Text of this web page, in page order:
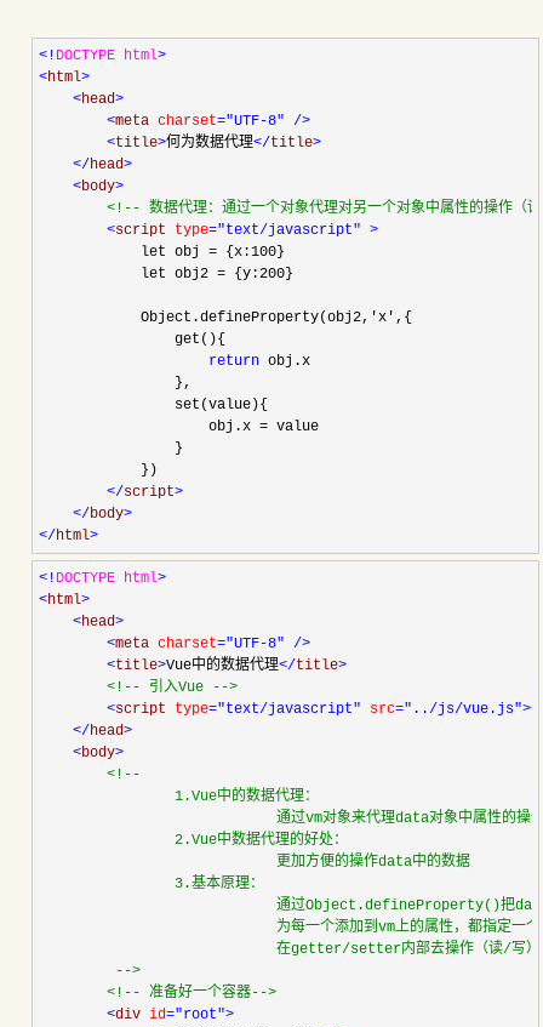
<! DOCTYPE html>
<html>
<head>
<meta charset="UTF-8" />
<title>何为数据代理</title>
</head>
<body>
<!-- 数据代理：通过一个对象代理对另一个对象中属性的操作（
<script type="text/javascript" >
            let obj
= {x:100 }
            let obj2
= {y:200 }
            Object.defineProperty(obj2,
'x ' ,{
                get(){
return obj.x
                },
                set(value){
                    obj.x
= value
                }
            })
</script>
</body>
</html>
<! DOCTYPE html>
<html>
<head>
<meta charset="UTF-8" />
<title>Vue中的数据代理</title>
<!-- 引入Vue
-->
<script type="text/javascript" src="../js/vue.js"
</head>
<body>
<!--
                1.Vue中的数据代理：
通过vm对象来代理data对象中属性的操
                2.Vue中数据代理的好处：
                            更加方便的操作data中的数据
                3.基本原理：
通过Object.defineProperty()把data
为每一个添加到vm上的属性，都指定一
在getter/setter内部去操作（读/写）
-->
<!-- 准备好一个容器-->
<div id="root">